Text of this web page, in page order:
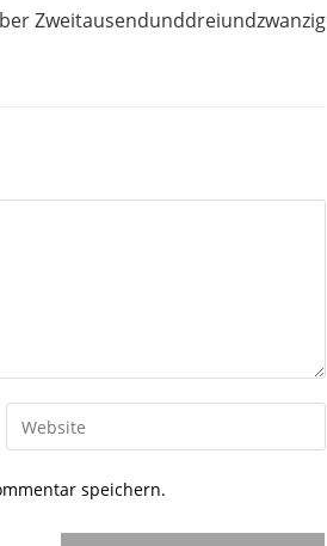
Zweitausendunddreiundzwanzig
Gib
deine
speichern.